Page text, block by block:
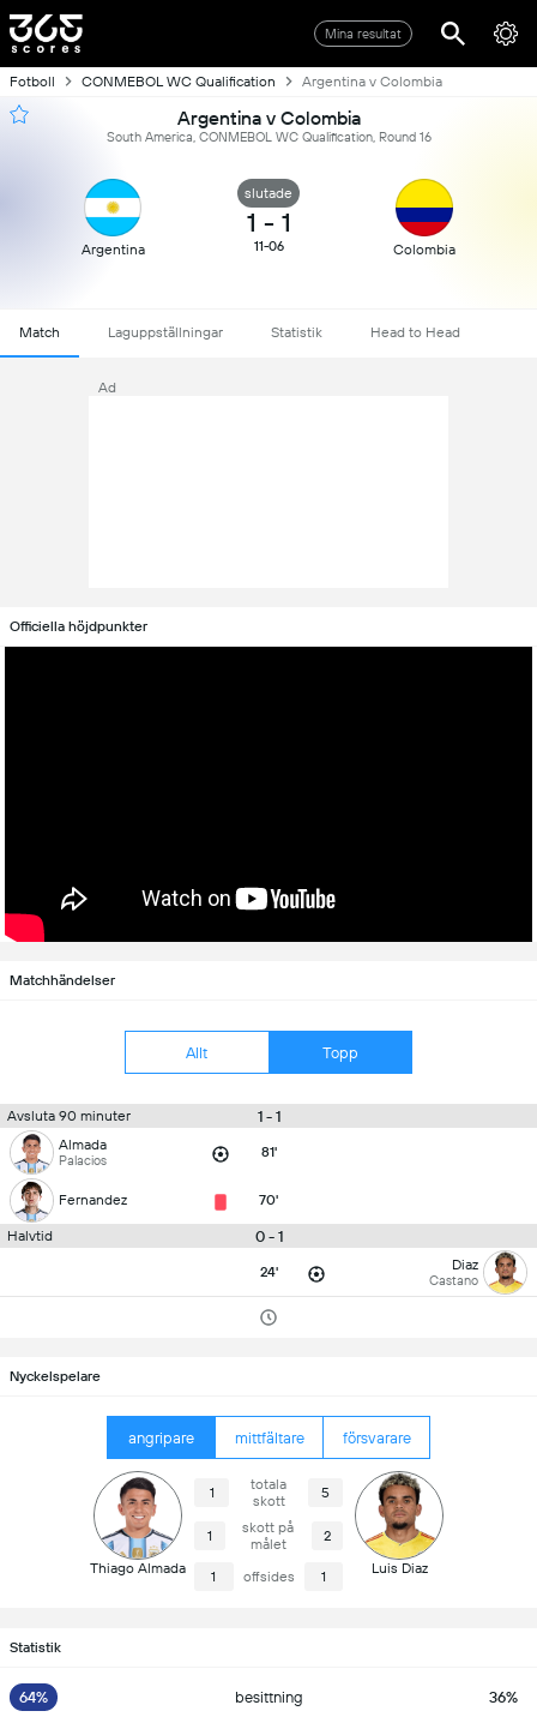
Mina resultat
Fotboll CONMEBOL WC Qualification Argentina v Colombia
Argentina v Colombia
South America, CONMEBOL WC Qualification, Round 16
Argentina
slutade
1 - 1
11-06 Colombia
Match Laguppställningar Statistik Head to Head
Ad
Officiella höjdpunkter
Matchhändelser
Allt Topp
Avsluta 90 minuter 1 - 1
Almada
Palacios 81'
Fernandez 70'
Halvtid 0 - 1
24' Diaz
Castano
Nyckelspelare
angripare mittfältare försvarare
Thiago Almada
1
totala
skott
5
1
skott på
målet
2
1 offsides 1 Luis Diaz
Statistik
64% besittning 36%